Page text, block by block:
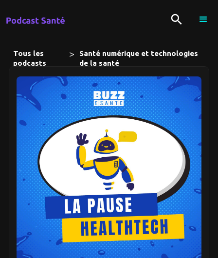
Tous les
podcasts
>
Santé numérique et technologies
de la santé